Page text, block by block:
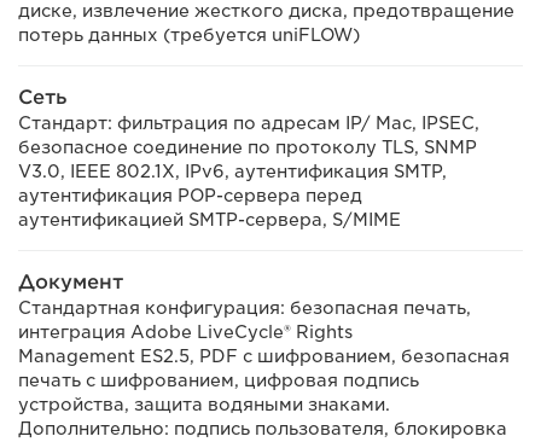
диске, извлечение жесткого диска, предотвращение
потерь данных (требуется uniFLOW)
Сеть
Стандарт: фильтрация по адресам IP/ Mac, IPSEC,
безопасное соединение по протоколу TLS, SNMP
V3.0, IEEE 802.1X, IPv6, аутентификация SMTP,
аутентификация POP-сервера перед
аутентификацией SMTP-сервера, S/MIME
Документ
Стандартная конфигурация: безопасная печать,
интеграция Adobe LiveCycle® Rights
Management ES2.5, PDF с шифрованием, безопасная
печать с шифрованием, цифровая подпись
устройства, защита водяными знаками.
Дополнительно: подпись пользователя, блокировка